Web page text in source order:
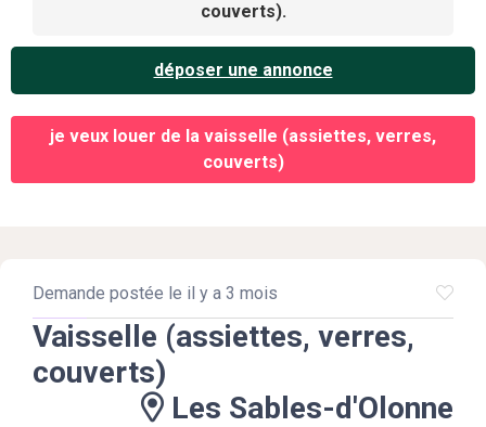
couverts).
déposer une annonce
je veux louer de la vaisselle (assiettes, verres,
couverts)
Demande postée le il y a 3 mois
Vaisselle (assiettes, verres,
couverts)
Les Sables-d'Olonne